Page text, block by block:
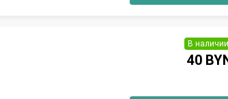
В наличии
40